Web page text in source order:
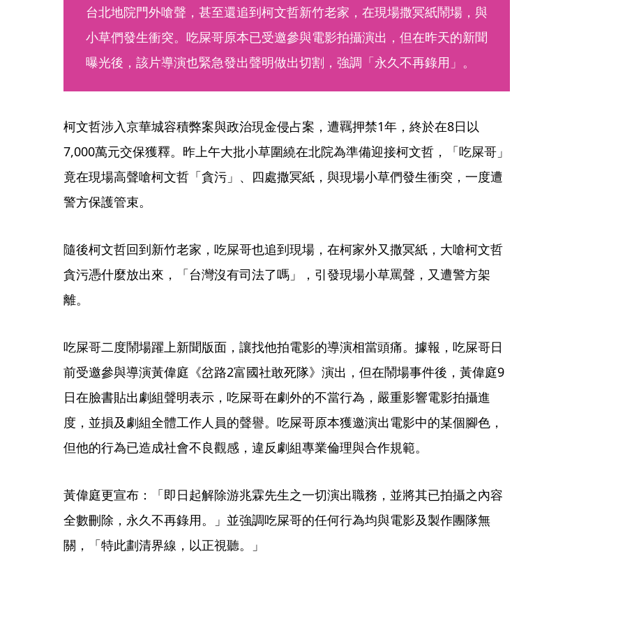
台北地院門外嗆聲，甚至還追到柯文哲新竹老家，在現場撒冥紙鬧場，與
小草們發生衝突。吃屎哥原本已受邀參與電影拍攝演出，但在昨天的新聞
曝光後，該片導演也緊急發出聲明做出切割，強調「永久不再錄用」。
柯文哲涉入京華城容積弊案與政治現金侵占案，遭羈押禁1年，終於在8日以
7,000萬元交保獲釋。昨上午大批小草圍繞在北院為準備迎接柯文哲，「吃屎哥」
竟在現場高聲嗆柯文哲「貪污」、四處撒冥紙，與現場小草們發生衝突，一度遭
警方保護管束。
隨後柯文哲回到新竹老家，吃屎哥也追到現場，在柯家外又撒冥紙，大嗆柯文哲
貪污憑什麼放出來，「台灣沒有司法了嗎」，引發現場小草罵聲，又遭警方架
離。
吃屎哥二度鬧場躍上新聞版面，讓找他拍電影的導演相當頭痛。據報，吃屎哥日
前受邀參與導演黃偉庭《岔路2富國社敢死隊》演出，但在鬧場事件後，黃偉庭9
日在臉書貼出劇組聲明表示，吃屎哥在劇外的不當行為，嚴重影響電影拍攝進
度，並損及劇組全體工作人員的聲譽。吃屎哥原本獲邀演出電影中的某個腳色，
但他的行為已造成社會不良觀感，違反劇組專業倫理與合作規範。
黃偉庭更宣布：「即日起解除游兆霖先生之一切演出職務，並將其已拍攝之內容
全數刪除，永久不再錄用。」並強調吃屎哥的任何行為均與電影及製作團隊無
關，「特此劃清界線，以正視聽。」